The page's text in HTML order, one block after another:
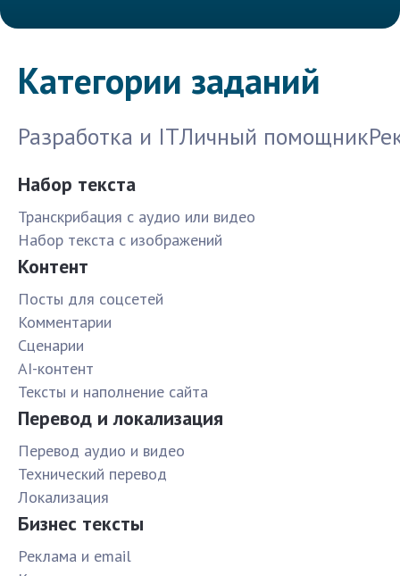
Категории заданий
Разработка и ITЛичный помощник
Набор текста
Транскрибация с аудио или видео
Набор текста с изображений
Контент
Посты для соцсетей
Комментарии
Сценарии
AI-контент
Тексты и наполнение сайта
Перевод и локализация
Перевод аудио и видео
Технический перевод
Локализация
Бизнес тексты
Реклама и email